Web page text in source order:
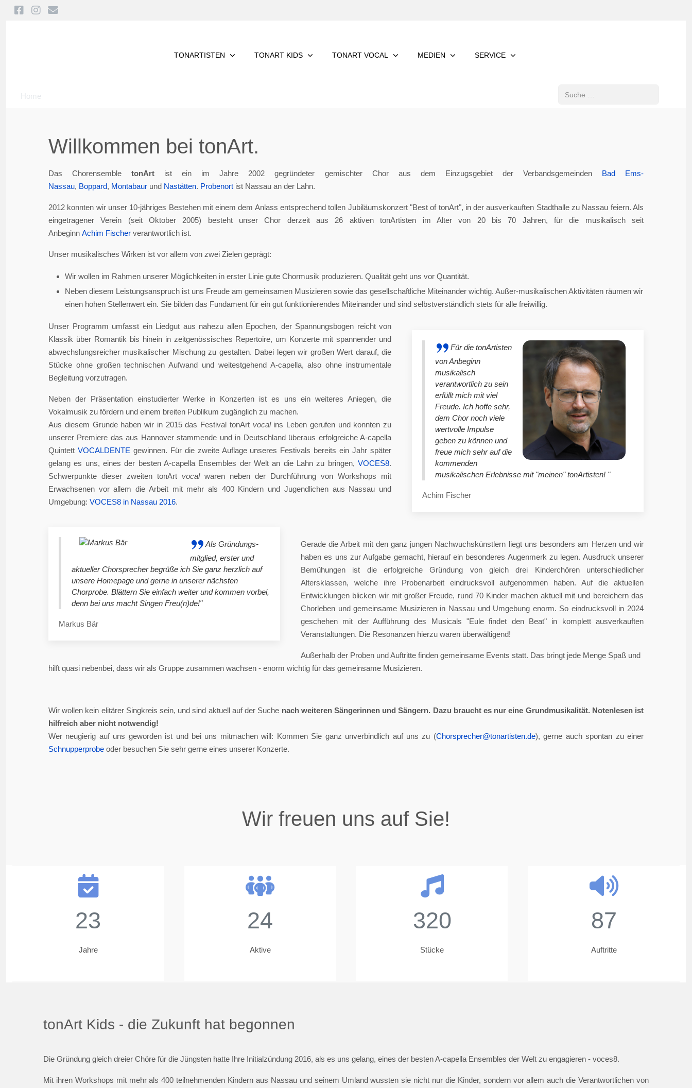
TONARTISTEN TONART KIDS TONART VOCAL MEDIEN SERVICE
Home
Suchen
Willkommen bei tonArt.
Das ChorensembletonArt ist ein im Jahre 2002 gegründeter gemischter Chor aus dem Einzugsgebiet der Verbandsgemeinden Bad Ems-
Nassau, Boppard, Montabaur und Nastätten. Probenort ist Nassau an der Lahn.
2012 konnten wir unser 10-jähriges Bestehen mit einem dem Anlass entsprechend tollen Jubiläumskonzert "Best of tonArt", in der ausverkauften Stadthalle zu Nassau feiern. Als
eingetragener Verein (seit Oktober 2005) besteht unser Chor derzeit aus 26 aktiven tonArtisten im Alter von 20 bis 70 Jahren, für die musikalisch seit
Anbeginn Achim Fischer verantwortlich ist.
Unser musikalisches Wirken ist vor allem von zwei Zielen geprägt:
Wir wollen im Rahmen unserer Möglichkeiten in erster Linie gute Chormusik produzieren. Qualität geht uns vor Quantität.
Neben diesem Leistungsanspruch ist uns Freude am gemeinsamen Musizieren sowie das gesellschaftliche Miteinander wichtig. Außer-musikalischen Aktivitäten räumen wir
einen hohen Stellenwert ein. Sie bilden das Fundament für ein gut funktionierendes Miteinander und sind selbstverständlich stets für alle freiwillig.
Für die tonArtisten
von Anbeginn
musikalisch
verantwortlich zu sein
erfüllt mich mit viel
Freude. Ich hoffe sehr,
dem Chor noch viele
wertvolle Impulse
geben zu können und
freue mich sehr auf die
kommenden
musikalischen Erlebnisse mit "meinen" tonArtisten! "
Achim Fischer
Unser Programm umfasst ein Liedgut aus nahezu allen Epochen, der Spannungsbogen reicht von
Klassik über Romantik bis hinein in zeitgenössisches Repertoire, um Konzerte mit spannender und
abwechslungsreicher musikalischer Mischung zu gestalten. Dabei legen wir großen Wert darauf, die
Stücke ohne großen technischen Aufwand und weitestgehend A-capella, also ohne instrumentale
Begleitung vorzutragen.
Neben der Präsentation einstudierter Werke in Konzerten ist es uns ein weiteres Aniegen, die
Vokalmusik zu fördern und einem breiten Publikum zugänglich zu machen.
Aus diesem Grunde haben wir in 2015 das Festival tonArt vocal ins Leben gerufen und konnten zu
unserer Premiere das aus Hannover stammende und in Deutschland überaus erfolgreiche A-capella
Quintett VOCALDENTE gewinnen. Für die zweite Auflage unseres Festivals bereits ein Jahr später
gelang es uns, eines der besten A-capella Ensembles der Welt an die Lahn zu bringen, VOCES8.
Schwerpunkte dieser zweiten tonArt vocalwaren neben der Durchführung von Workshops mit
Erwachsenen vor allem die Arbeit mit mehr als 400 Kindern und Jugendlichen aus Nassau und
Umgebung: VOCES8 in Nassau 2016.
Als Gründungs-
mitglied, erster und
aktueller Chorsprecher begrüße ich Sie ganz herzlich auf
unsere Homepage und gerne in unserer nächsten
Chorprobe. Blättern Sie einfach weiter und kommen vorbei,
denn bei uns macht Singen Freu(n)de!"
Markus Bär
Gerade die Arbeit mit den ganz jungen Nachwuchskünstlern liegt uns besonders am Herzen und wir
haben es uns zur Aufgabe gemacht, hierauf ein besonderes Augenmerk zu legen. Ausdruck unserer
Bemühungen ist die erfolgreiche Gründung von gleich drei Kinderchören unterschiedlicher
Altersklassen, welche ihre Probenarbeit eindrucksvoll aufgenommen haben. Auf die aktuellen
Entwicklungen blicken wir mit großer Freude, rund 70 Kinder machen aktuell mit und bereichern das
Chorleben und gemeinsame Musizieren in Nassau und Umgebung enorm. So eindrucksvoll in 2024
geschehen mit der Aufführung des Musicals "Eule findet den Beat" in komplett ausverkauften
Veranstaltungen. Die Resonanzen hierzu waren überwältigend!
Außerhalb der Proben und Auftritte finden gemeinsame Events statt. Das bringt jede Menge Spaß und
hilft quasi nebenbei, dass wir als Gruppe zusammen wachsen - enorm wichtig für das gemeinsame Musizieren.
Wir wollen kein elitärer Singkreis sein, und sind aktuell auf der Suche nach weiteren Sängerinnen und Sängern. Dazu braucht es nur eine Grundmusikalität. Notenlesen ist
hilfreich aber nicht notwendig!
Wer neugierig auf uns geworden ist und bei uns mitmachen will: Kommen Sie ganz unverbindlich auf uns zu (Chorsprecher@tonartisten.de), gerne auch spontan zu einer
Schnupperprobe oder besuchen Sie sehr gerne eines unserer Konzerte.
Wir freuen uns auf Sie!
23
Jahre
24
Aktive
320
Stücke
87
Auftritte
tonArt Kids - die Zukunft hat begonnen
Die Gründung gleich dreier Chöre für die Jüngsten hatte Ihre Initialzündung 2016, als es uns gelang, eines der besten A-capella Ensembles der Welt zu engagieren - voces8.
Mit ihren Workshops mit mehr als 400 teilnehmenden Kindern aus Nassau und seinem Umland wussten sie nicht nur die Kinder, sondern vor allem auch die Verantwortlichen von